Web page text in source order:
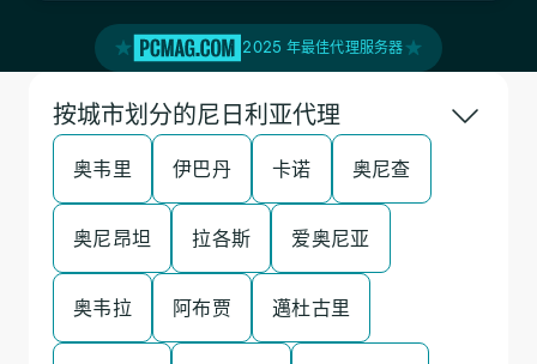
2025 年最佳代理服务器
按城市划分的尼日利亚代理
奥韦里 伊巴丹 卡诺 奥尼查
奥尼昂坦 拉各斯 爱奥尼亚
奥韦拉 阿布贾 邁杜古里